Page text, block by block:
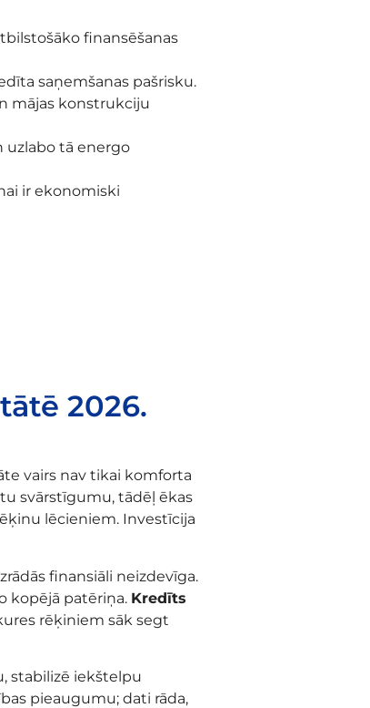
finansēšanas
saņemšanas pašrisku.
mājas konstrukciju
uzlabo tā energo
ir ekonomiski
2026.
vairs nav tikai komforta
svārstīgumu, tādēļ ēkas
lēcieniem. Investīcija
finansiāli neizdevīga.
kopējā patēriņa. Kredīts
rēķiniem sāk segt
stabilizē iekštelpu
pieaugumu; dati rāda,